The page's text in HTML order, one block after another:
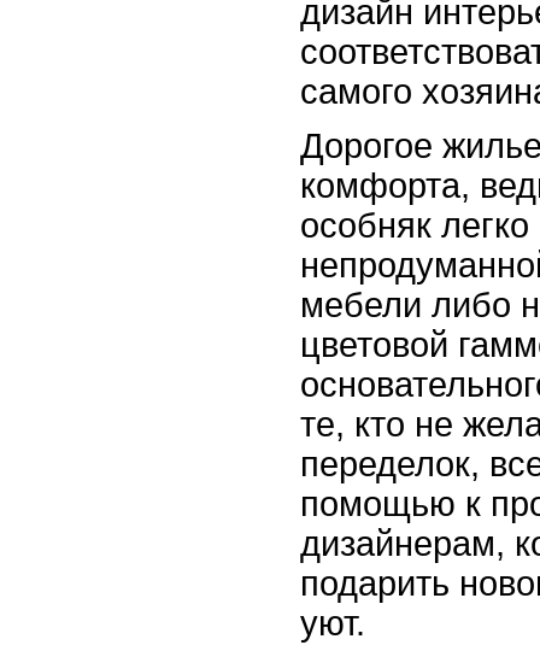
дизайн
самого
Дорогое
комфорта,
особняк легко
мебели либо
цветовой
те, кто не
переделок,
помощью к
дизайнерам,
подарить
уют.